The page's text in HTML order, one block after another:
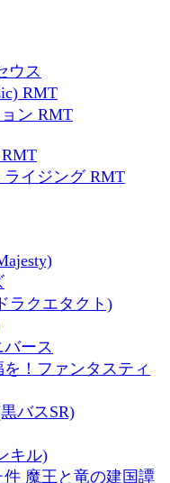
ウス
RMT
ン RMT
イジング RMT
ラクエタクト)
ース
！ファンタスティ
バスSR)
キル)
魔王と竜の建国譚